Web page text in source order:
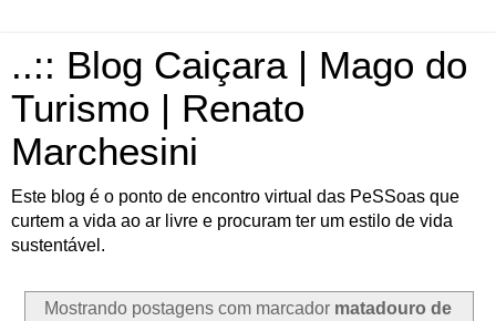
..:: Blog Caiçara | Mago do
Turismo | Renato
Marchesini
Este blog é o ponto de encontro virtual das PeSSoas que
curtem a vida ao ar livre e procuram ter um estilo de vida
sustentável.
Mostrando postagens com marcador matadouro de